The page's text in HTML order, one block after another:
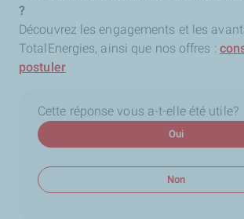
?
Découvrez les engagements et les
TotalEnergies, ainsi que nos offres :
postuler
Cette réponse vous a-t-elle été utile?
Oui
Non